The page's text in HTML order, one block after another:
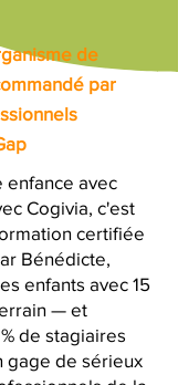
de
par
enfance avec
Cogivia, c'est
certifiée
Bénédicte,
enfants avec 15
— et
de stagiaires
gage de sérieux